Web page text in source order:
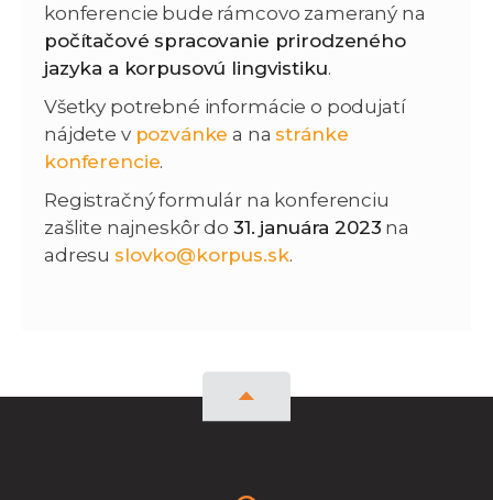
konferencie bude rámcovo zameraný na
počítačové spracovanie prirodzeného
jazyka a korpusovú lingvistiku.
Všetky potrebné informácie o podujatí
nájdete v pozvánke a na stránke
konferencie.
Registračný formulár na konferenciu
zašlite najneskôr do 31. januára 2023 na
adresu slovko@korpus.sk.